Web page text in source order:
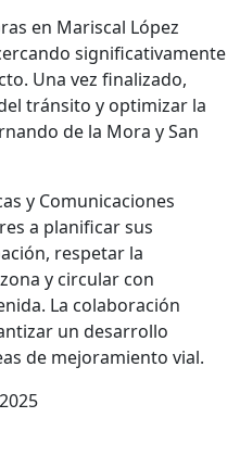
en Mariscal López
significativamente
Una vez finalizado,
tránsito y optimizar la
de la Mora y San
y Comunicaciones
a planificar sus
respetar la
y circular con
La colaboración
un desarrollo
de mejoramiento vial.